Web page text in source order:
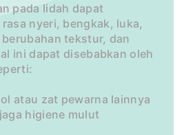
pada lidah dapat
nyeri, bengkak, luka,
tekstur, dan
ini dapat disebabkan oleh
atau zat pewarna lainnya
higiene mulut